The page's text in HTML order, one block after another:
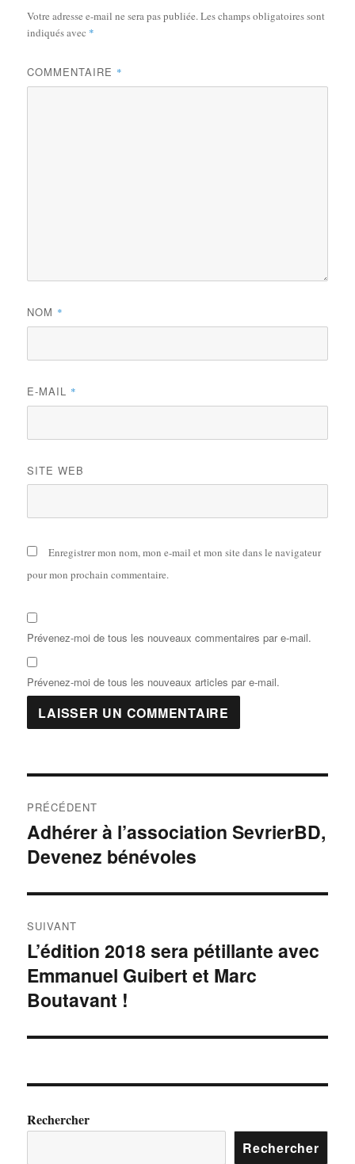
Votre adresse e-mail ne sera pas publiée.Les champs obligatoires sont
indiqués avec *
COMMENTAIRE *
NOM *
E-MAIL *
SITE WEB
Enregistrer mon nom, mon e-mail et mon site dans le navigateur
pour mon prochain commentaire.
Prévenez-moi de tous les nouveaux commentaires par e-mail.
Prévenez-moi de tous les nouveaux articles par e-mail.
PRÉCÉDENT
Adhérer à l’association SevrierBD,
Devenez bénévoles
SUIVANT
L’édition 2018 sera pétillante avec
Emmanuel Guibert et Marc
Boutavant !
Rechercher
Rechercher